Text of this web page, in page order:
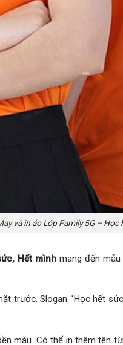
và in áo Lớp Family 5G – Học
Hết mình mang đến
trước. Slogan “Học hết
màu. Có thể in thêm tên